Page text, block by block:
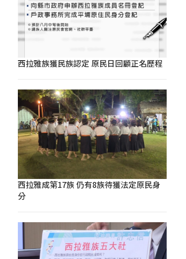
西拉雅族獲民族認定 原民日回顧正名歷程
西拉雅成第17族 仍有8族待獲法定原民身
分